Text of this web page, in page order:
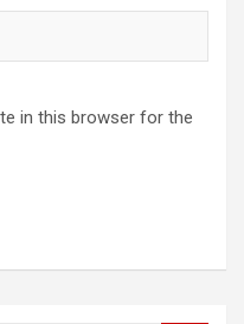
in this browser for the